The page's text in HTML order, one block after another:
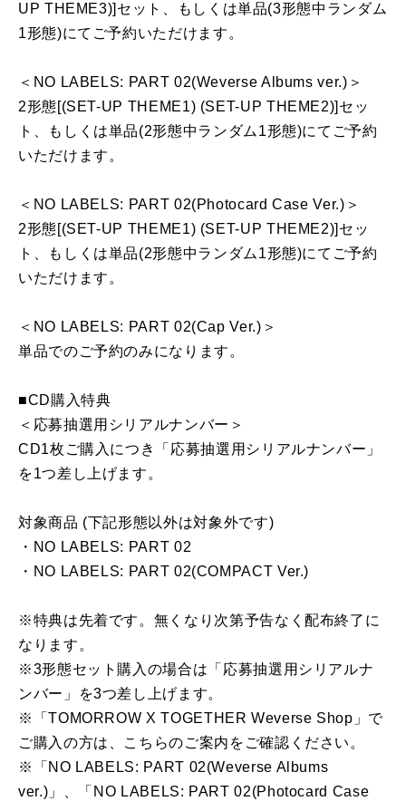
UP THEME3)]セット、もしくは単品(3形態中ランダム
1形態)にてご予約いただけます。
＜NO LABELS: PART 02(Weverse Albums ver.)＞
2形態[(SET-UP THEME1) (SET-UP THEME2)]セッ
ト、もしくは単品(2形態中ランダム1形態)にてご予約
いただけます。
＜NO LABELS: PART 02(Photocard Case Ver.)＞
2形態[(SET-UP THEME1) (SET-UP THEME2)]セッ
ト、もしくは単品(2形態中ランダム1形態)にてご予約
いただけます。
＜NO LABELS: PART 02(Cap Ver.)＞
単品でのご予約のみになります。
■CD購入特典
＜応募抽選用シリアルナンバー＞
CD1枚ご購入につき「応募抽選用シリアルナンバー」
を1つ差し上げます。
対象商品 (下記形態以外は対象外です)
・NO LABELS: PART 02
・NO LABELS: PART 02(COMPACT Ver.)
※特典は先着です。無くなり次第予告なく配布終了に
なります。
※3形態セット購入の場合は「応募抽選用シリアルナ
ンバー」を3つ差し上げます。
※「TOMORROW X TOGETHER Weverse Shop」で
ご購入の方は、こちらのご案内をご確認ください。
※「NO LABELS: PART 02(Weverse Albums
ver.)」、「NO LABELS: PART 02(Photocard Case